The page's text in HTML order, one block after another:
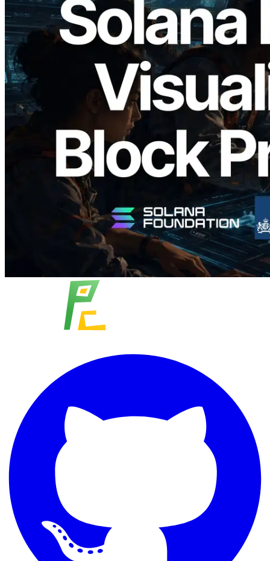
2026.05.24
Validators Solutions เปิดตัว Solana Block
Analyzer — แสดงเวลาการผลิตบล็อก
ระดับ slot และบาลิเดเตอร์ที่รับผิดชอบ